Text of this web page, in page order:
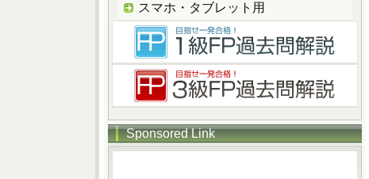
スマホ・タブレット用
Sponsored Link